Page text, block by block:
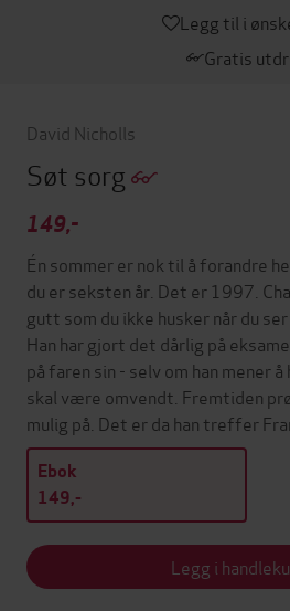
Legg til i
Gratis
David Nicholls
Søt sorg
149,-
Én sommer er nok til å forandre
du er seksten år. Det er 1997.
gutt som du ikke husker når du
Han har gjort det dårlig på
på faren sin - selv om han mener
skal være omvendt. Fremtiden
mulig på. Det er da han treffer
Ebok
149,-
Legg i